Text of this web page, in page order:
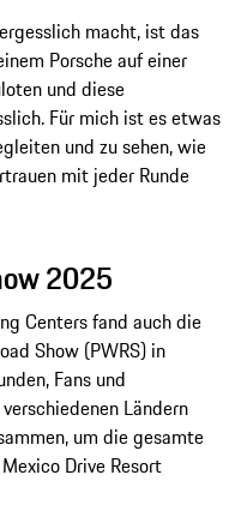
macht, ist das
Porsche auf einer
und diese
Für mich ist es etwas
und zu sehen, wie
mit jeder Runde
2025
Centers fand auch die
Show (PWRS) in
Fans und
Ländern
um die gesamte
Drive Resort